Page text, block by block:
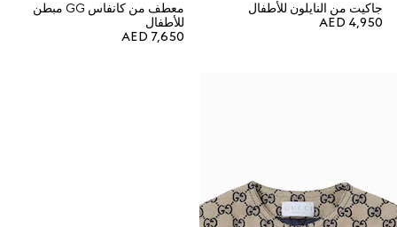
جاكيت من النايلون للأطفال
AED 4,950
معطف من كانفاس GG مبطن
للأطفال
AED 7,650